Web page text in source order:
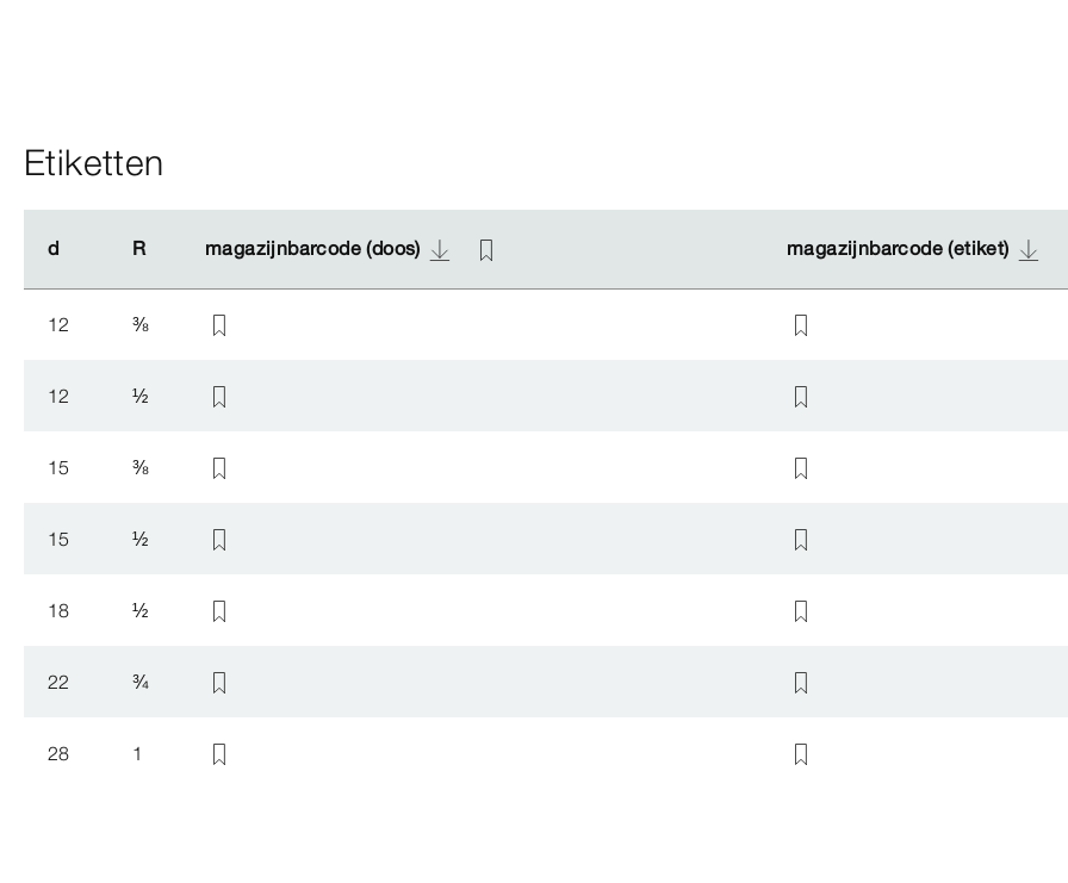
Etiketten
d R magazijnbarcode (doos) magazijnbarcode (etiket)
d R magazijnbarcode (doos) magazijnbarcode (etiket)
12 ⅜
12 ½
15 ⅜
15 ½
18 ½
22 ¾
28 1